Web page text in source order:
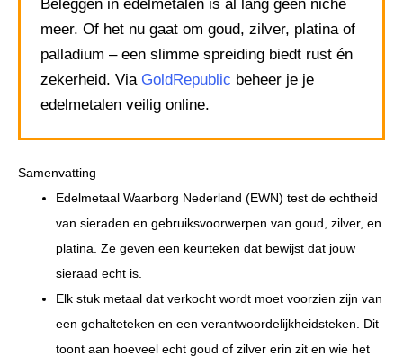
Beleggen in edelmetalen is al lang geen niche
meer. Of het nu gaat om goud, zilver, platina of
palladium – een slimme spreiding biedt rust én
zekerheid. Via GoldRepublic beheer je je
edelmetalen veilig online.
Samenvatting
Edelmetaal Waarborg Nederland (EWN) test de echtheid
van sieraden en gebruiksvoorwerpen van goud, zilver, en
platina. Ze geven een keurteken dat bewijst dat jouw
sieraad echt is.
Elk stuk metaal dat verkocht wordt moet voorzien zijn van
een gehalteteken en een verantwoordelijkheidsteken. Dit
toont aan hoeveel echt goud of zilver erin zit en wie het